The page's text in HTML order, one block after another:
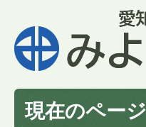
現在のページ